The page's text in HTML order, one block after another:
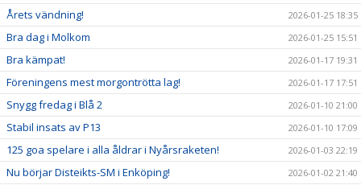
Årets vändning! 2026-01-25 18:35
Bra dag i Molkom 2026-01-25 15:51
Bra kämpat! 2026-01-17 19:31
Föreningens mest morgontrötta lag! 2026-01-17 17:51
Snygg fredag i Blå 2 2026-01-10 21:00
Stabil insats av P13 2026-01-10 17:09
125 goa spelare i alla åldrar i Nyårsraketen! 2026-01-03 22:19
Nu börjar Disteikts-SM i Enköping! 2026-01-02 21:40